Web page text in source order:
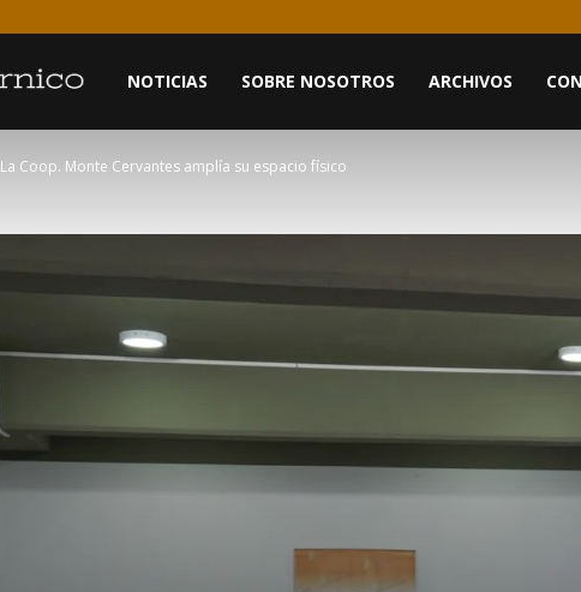
Copérnico
NOTICIAS SOBRE NOSOTROS ARCHIVOS
La Coop. Monte Cervantes amplía su espacio físico